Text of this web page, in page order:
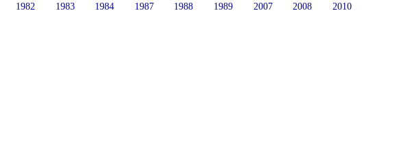
1982 1983 1984 1987 1988 1989 2007 2008 2010